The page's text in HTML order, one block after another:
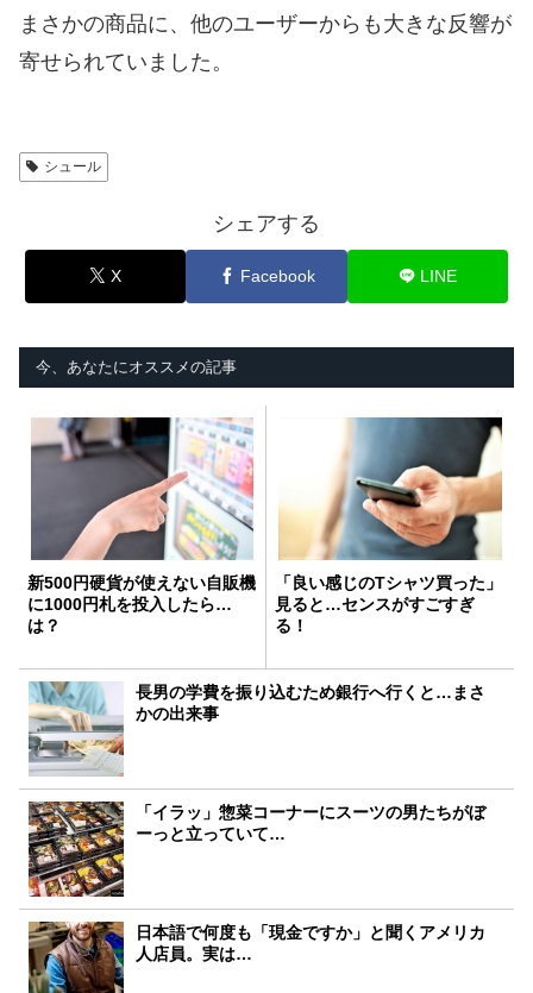
まさかの商品に、他のユーザーからも大きな反響が
寄せられていました。
シュール
シェアする
X Facebook LINE
今、あなたにオススメの記事
新500円硬貨が使えない自販機
に1000円札を投入したら…
は？
「良い感じのTシャツ買った」
見ると…センスがすごすぎ
る！
長男の学費を振り込むため銀行へ行くと…まさ
かの出来事
「イラッ」惣菜コーナーにスーツの男たちがぼ
ーっと立っていて…
日本語で何度も「現金ですか」と聞くアメリカ
人店員。実は…